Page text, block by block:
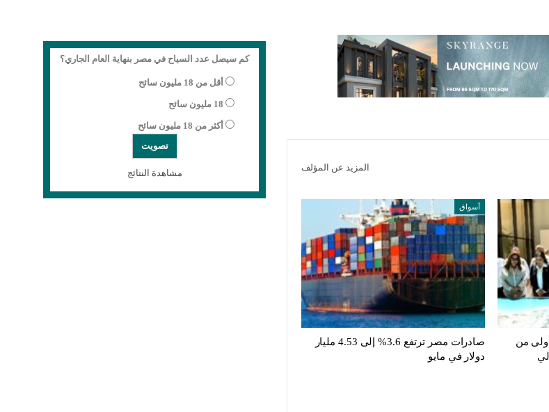
المزيد عن المؤلف
من
أسواق
صادرات مصر ترتفع 3.6% إلى 4.53 مليار
دولار في مايو
كم سيصل عدد السياح في مصر بنهاية العام الجاري؟
أقل من 18 مليون سائح
18 مليون سائح
أكثر من 18 مليون سائح
مشاهدة النتائج